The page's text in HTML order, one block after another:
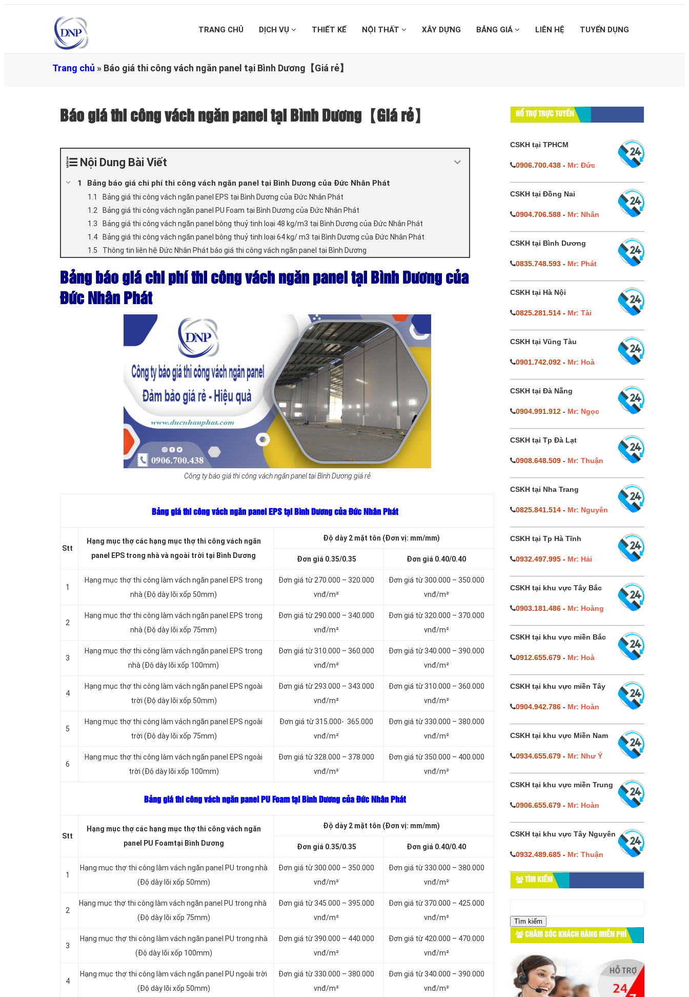
TRANG CHỦ DỊCH VỤ THIẾT KẾ NỘI THẤT XÂY DỰNG BẢNG GIÁ LIÊN HỆ TUYỂN DỤNG
Trang chủ » Báo giá thi công vách ngăn panel tại Bình Dương【Giá rẻ】
Báo giá thi công vách ngăn panel tại Bình Dương【Giá rẻ】
Nội Dung Bài Viết
Bảng báo giá chi phí thi công vách ngăn panel tại Bình Dương của Đức Nhân Phát
Bảng giá thi công vách ngăn panel EPS tại Bình Dương của Đức Nhân Phát
Bảng giá thi công vách ngăn panel PU Foam tại Bình Dương của Đức Nhân Phát
Bảng giá thi công vách ngăn panel bông thuỷ tinh loại 48 kg/m3 tại Bình Dương của Đức Nhân Phát
Bảng giá thi công vách ngăn panel bông thuỷ tinh loại 64 kg/ m3 tại Bình Dương của Đức Nhân Phát
Thông tin liên hệ Đức Nhân Phát báo giá thi công vách ngăn panel tại Bình Dương
Bảng báo giá chi phí thi công vách ngăn panel tại Bình Dương của
Đức Nhân Phát
Công ty báo giá thi công vách ngăn panel tại Bình Dương giá rẻ
Bảng giá thi công vách ngăn panel EPS tại Bình Dương của Đức Nhân Phát
Stt
Hạng mục thợ các hạng mục thợ thi công vách ngăn
panel EPS trong nhà và ngoài trời tại Bình Dương
Độ dày 2 mặt tôn (Đơn vị: mm/mm)
Đơn giá 0.35/0.35 Đơn giá 0.40/0.40
1
Hạng mục thợ thi công làm vách ngăn panel EPS trong
nhà (Độ dày lõi xốp 50mm)
Đơn giá từ 270.000 – 320.000
vnđ/m²
Đơn giá từ 300.000 – 350.000
vnđ/m²
2
Hạng mục thợ thi công làm vách ngăn panel EPS trong
nhà (Độ dày lõi xốp 75mm)
Đơn giá từ 290.000 – 340.000
vnđ/m²
Đơn giá từ 320.000 – 370.000
vnđ/m²
3
Hạng mục thợ thi công làm vách ngăn panel EPS trong
nhà (Độ dày lõi xốp 100mm)
Đơn giá từ 310.000 – 360.000
vnđ/m²
Đơn giá từ 340.000 – 390.000
vnđ/m²
4
Hạng mục thợ thi công làm vách ngăn panel EPS ngoài
trời (Độ dày lõi xốp 50mm)
Đơn giá từ 293.000 – 343.000
vnđ/m²
Đơn giá từ 310.000 – 360.000
vnđ/m²
5
Hạng mục thợ thi công làm vách ngăn panel EPS ngoài
trời (Độ dày lõi xốp 75mm)
Đơn giá từ 315.000- 365.000
vnđ/m²
Đơn giá từ 330.000 – 380.000
vnđ/m²
6
Hạng mục thợ thi công làm vách ngăn panel EPS ngoài
trời (Độ dày lõi xốp 100mm)
Đơn giá từ 328.000 – 378.000
vnđ/m²
Đơn giá từ 350.000 – 400.000
vnđ/m²
Bảng giá thi công vách ngăn panel PU Foam tại Bình Dương của Đức Nhân Phát
Stt
Hạng mục thợ các hạng mục thợ thi công vách ngăn
panel PU Foamtại Bình Dương
Độ dày 2 mặt tôn (Đơn vị: mm/mm)
Đơn giá 0.35/0.35 Đơn giá 0.40/0.40
1
Hạng mục thợ thi công làm vách ngăn panel PU trong nhà
(Độ dày lõi xốp 50mm)
Đơn giá từ 300.000 – 350.000
vnđ/m²
Đơn giá từ 330.000 – 380.000
vnđ/m²
2
Hạng mục thợ thi công làm vách ngăn panel PU trong nhà
(Độ dày lõi xốp 75mm)
Đơn giá từ 345.000 – 395.000
vnđ/m²
Đơn giá từ 370.000 – 425.000
vnđ/m²
3
Hạng mục thợ thi công làm vách ngăn panel PU trong nhà
(Độ dày lõi xốp 100mm)
Đơn giá từ 390.000 – 440.000
vnđ/m²
Đơn giá từ 420.000 – 470.000
vnđ/m²
4
Hạng mục thợ thi công làm vách ngăn panel PU ngoài trời
(Độ dày lõi xốp 50mm)
Đơn giá từ 330.000 – 380.000
vnđ/m²
Đơn giá từ 340.000 – 390.000
vnđ/m²
HỔ TRỢ TRỰC TUYẾN
CSKH tại TPHCM
0906.700.438- Mr: Đức
CSKH tại Đồng Nai
0904.706.588- Mr: Nhân
CSKH tại Bình Dương
0835.748.593- Mr: Phát
CSKH tại Hà Nội
0825.281.514- Mr: Tài
CSKH tại Vũng Tàu
0901.742.092- Mr: Hoà
CSKH tại Đà Nẵng
0904.991.912- Mr: Ngọc
CSKH tại Tp Đà Lạt
0908.648.509- Mr: Thuận
CSKH tại Nha Trang
0825.841.514- Mr: Nguyên
CSKH tại Tp Hà Tĩnh
0932.497.995- Mr: Hải
CSKH tại khu vực Tây Bắc
0903.181.486- Mr: Hoàng
CSKH tại khu vực miền Bắc
0912.655.679- Mr: Hoà
CSKH tại khu vực miền Tây
0904.942.786- Mr: Hoàn
CSKH tại khu vực Miền Nam
0934.655.679- Mr: Như Ý
CSKH tại khu vực miền Trung
0906.655.679- Mr: Hoàn
CSKH tại khu vực Tây Nguyên
0932.489.685- Mr: Thuận
TÌM KIẾM
cho:
CHĂM SÓC KHÁCH HÀNG MIỄN PHÍ